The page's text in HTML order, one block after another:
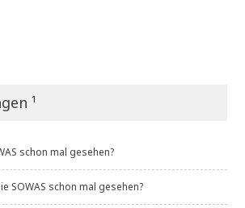
¹
schon mal gesehen?
SOWAS schon mal gesehen?